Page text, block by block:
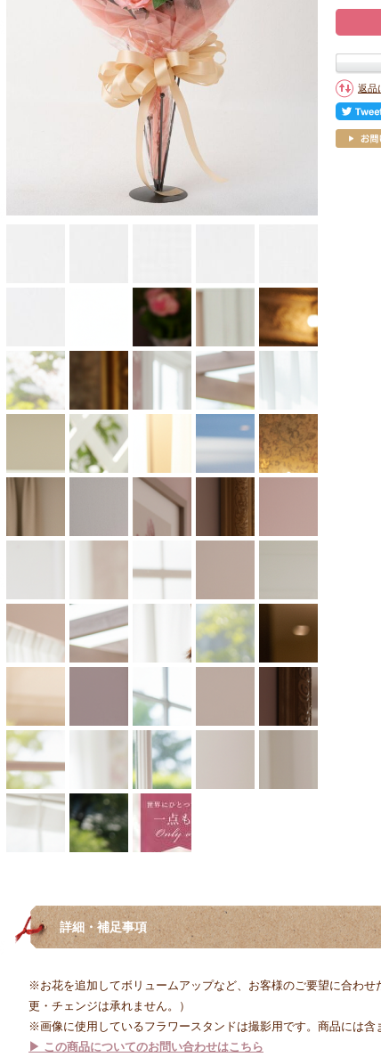
返品
詳細・補足事項
※お花を追加してボリュームアップなど、お客様のご要望に合わ
更・チェンジは承れません。）
※画像に使用しているフラワースタンドは撮影用です。商品には含
▶ この商品についてのお問い合わせはこちら